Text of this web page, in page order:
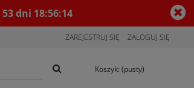
53dni 18:56:13
ZAREJESTRUJ SIĘ ZALOGUJ SIĘ
Koszyk: (pusty)